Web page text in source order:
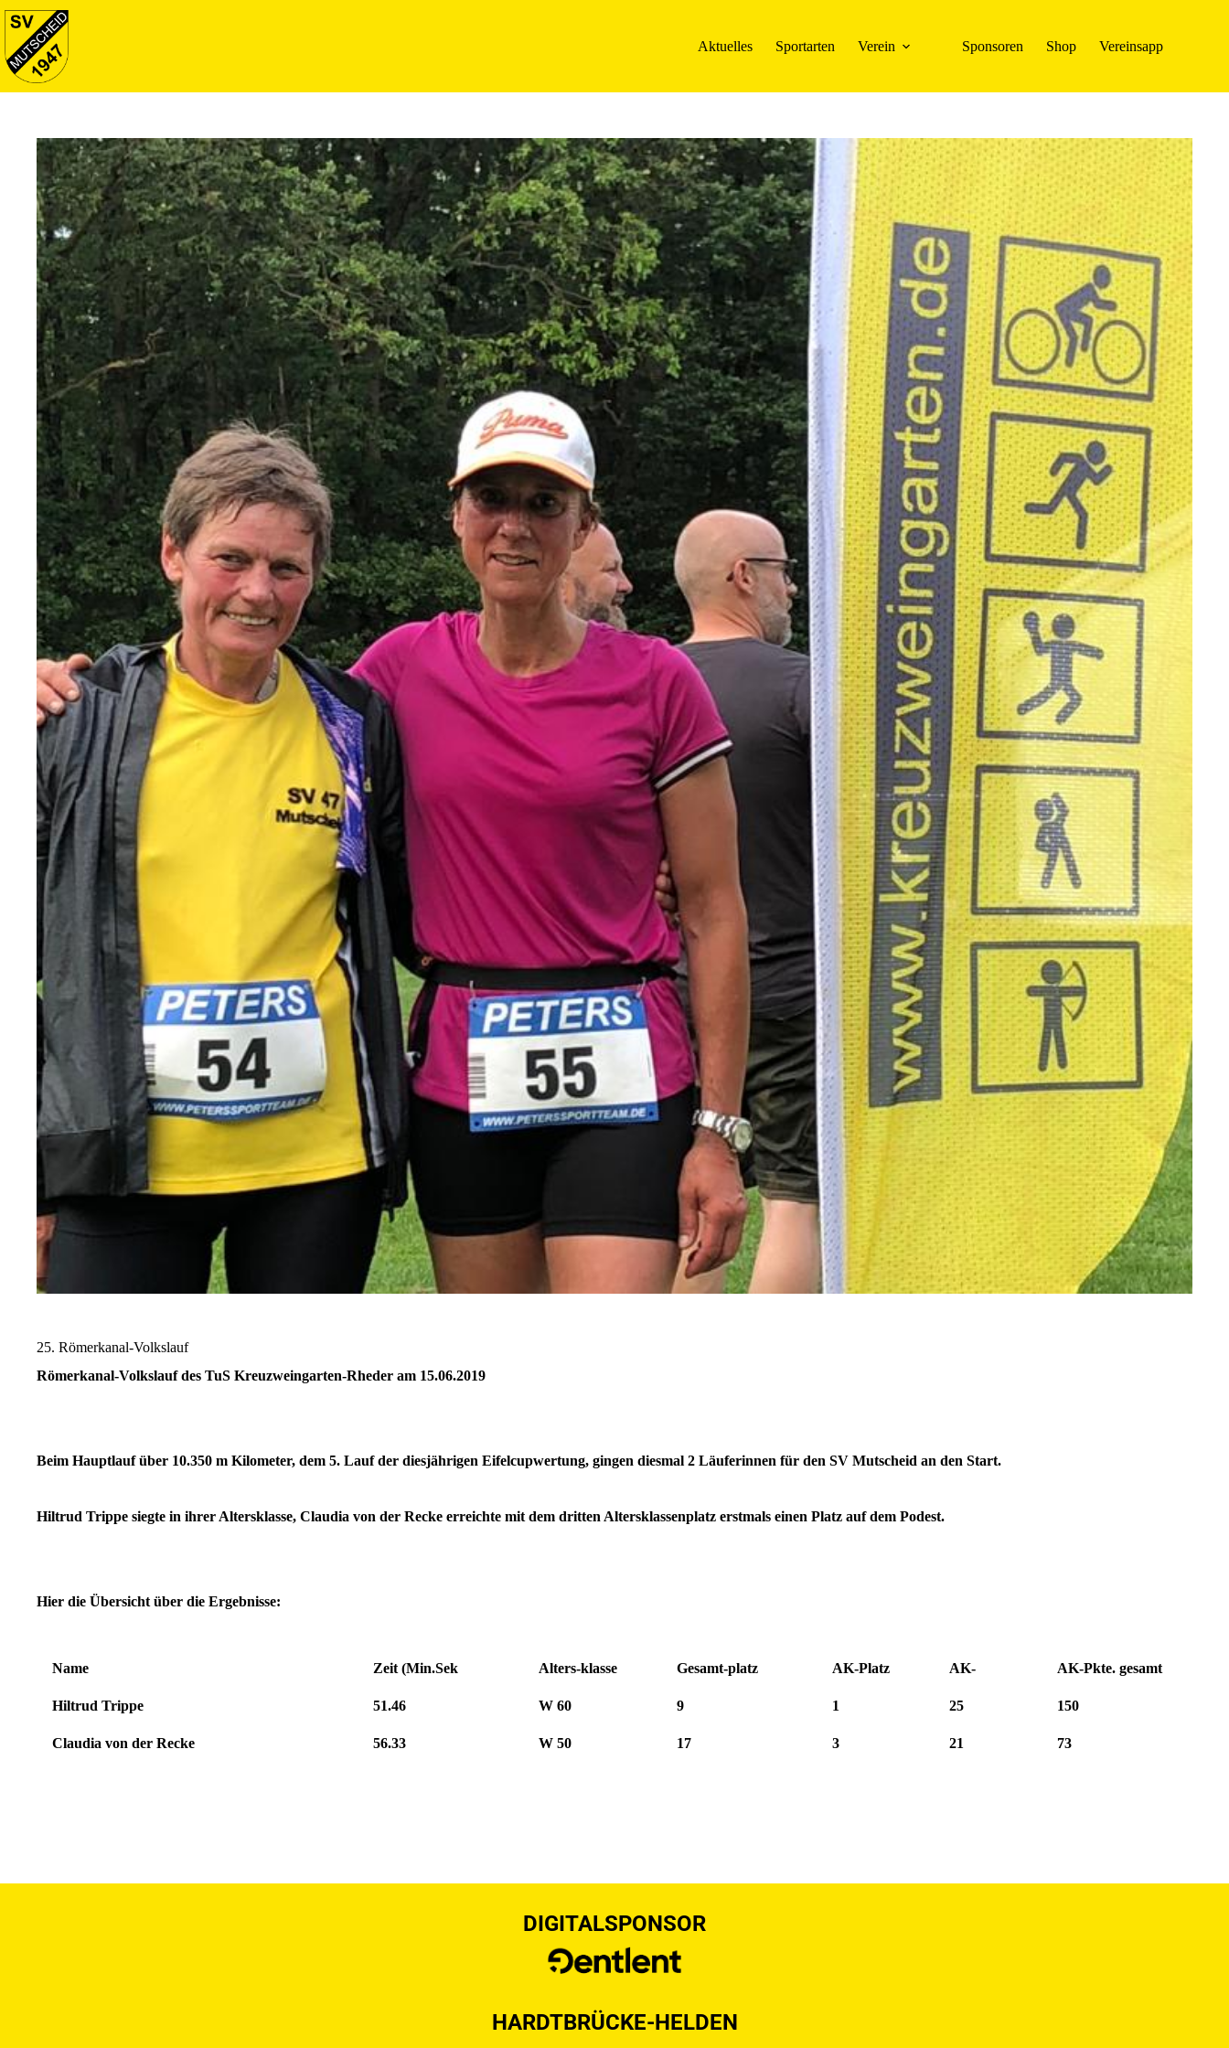
Aktuelles Sportarten Verein Sponsoren Shop Vereinsapp
25. Römerkanal-Volkslauf
Römerkanal-Volkslauf des TuS Kreuzweingarten-Rheder am 15.06.2019
Beim Hauptlauf über 10.350 m Kilometer, dem 5. Lauf der diesjährigen Eifelcupwertung, gingen diesmal 2 Läuferinnen für den SV Mutscheid an den Start.
Hiltrud Trippe siegte in ihrer Altersklasse, Claudia von der Recke erreichte mit dem dritten Altersklassenplatz erstmals einen Platz auf dem Podest.
Hier die Übersicht über die Ergebnisse:
Name Zeit (Min.Sek Alters-klasse Gesamt-platz AK-Platz AK- AK-Pkte. gesamt
Hiltrud Trippe 51.46 W 60 9 1 25 150
Claudia von der Recke 56.33 W 50 17 3 21 73
DIGITALSPONSOR
HARDTBRÜCKE-HELDEN